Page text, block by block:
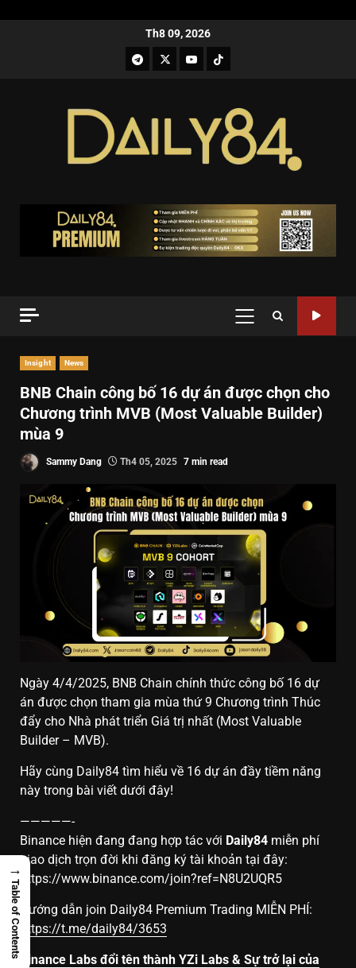
Th8 09, 2026
Insight News
BNB Chain công bố 16 dự án được chọn cho
Chương trình MVB (Most Valuable Builder)
mùa 9
Sammy Dang Th4 05, 2025 7 min read
Ngày 4/4/2025, BNB Chain chính thức công bố 16 dự
án được chọn tham gia mùa thứ 9 Chương trình Thúc
đẩy cho Nhà phát triển Giá trị nhất (Most Valuable
Builder – MVB).
Hãy cùng Daily84 tìm hiểu về 16 dự án đầy tiềm năng
này trong bài viết dưới đây!
—————-
Binance hiện đang đang hợp tác với Daily84 miễn phí
giao dịch trọn đời khi đăng ký tài khoản tại đây:
https://www.binance.com/join?ref=N8U2UQR5
Hướng dẫn join Daily84 Premium Trading MIỄN PHÍ:
https://t.me/daily84/3653
Binance Labs đổi tên thành YZi Labs & Sự trở lại của
→
Table of Contents